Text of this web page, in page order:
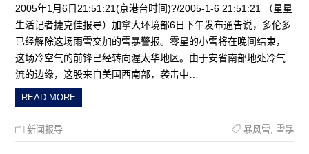
2005年1月6日21:51:21(京港台时间)?/2005-1-6 21:51:21 （星星
生活记者捷克佳报导）加拿大环境部6日下午发布通告说，多伦多
已经解除这场雨雪交加的雪暴警报。零星的小雪将在晚间结束，
这场冷空气的前锋已经转向渥太华地区。由于安省南部地处冷气
流的边缘，这股来自美国西南部，袭击中…
READ MORE
新闻报导 暴风雪, 雪暴